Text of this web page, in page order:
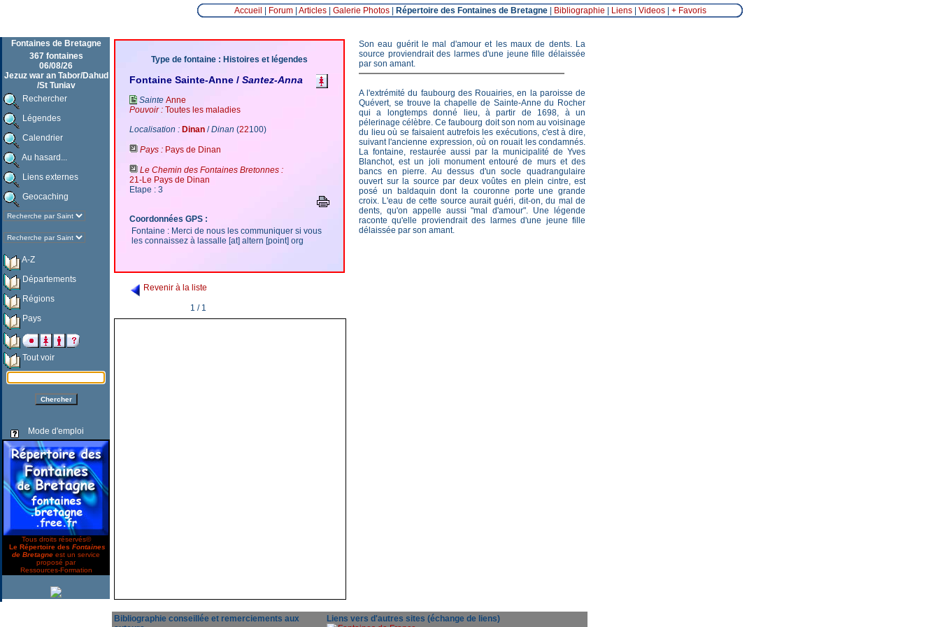
Accueil Forum| Articles| Galerie Photos| Répertoire des Fontaines de Bretagne| Bibliographie Liens| Videos| + Favoris
Fontaines de Bretagne
367 fontaines
06/08/26
Jezuz war an Tabor/Dahud
/St Tuniav
Rechercher
Légendes
Calendrier
Au hasard...
Liens externes
Geocaching
A-Z
Départements
Régions
Pays
Tout voir
Mode d'emploi
Tous droits réservés©
Le Répertoire des Fontaines
de Bretagne est un service
proposé par
Ressources-Formation
Type de fontaine : Histoires et légendes
Fontaine Sainte-Anne / Santez-Anna
Sainte Anne
Pouvoir : Toutes les maladies
Localisation : Dinan /Dinan (22100)
Pays : Pays de Dinan
Le Chemin des Fontaines Bretonnes :
21-Le Pays de Dinan
Etape : 3
Coordonnées GPS :
Fontaine : Merci de nous les communiquer si vous
les connaissez à lassalle [at] altern [point] org
Revenir à la liste
1 / 1
Son eau guérit le mal d'amour et les maux de dents. La
source proviendrait des larmes d'une jeune fille délaissée
par son amant.
A l'extrémité du faubourg des Rouairies, en la paroisse de
Quévert, se trouve la chapelle de Sainte-Anne du Rocher
qui a longtemps donné lieu, à partir de 1698, à un
pélerinage célèbre. Ce faubourg doit son nom au voisinage
du lieu où se faisaient autrefois les exécutions, c'est à dire,
suivant l'ancienne expression, où on rouait les condamnés.
La fontaine, restaurée aussi par la municipalité de Yves
Blanchot, est un joli monument entouré de murs et des
bancs en pierre. Au dessus d'un socle quadrangulaire
ouvert sur la source par deux voûtes en plein cintre, est
posé un baldaquin dont la couronne porte une grande
croix. L'eau de cette source aurait guéri, dit-on, du mal de
dents, qu'on appelle aussi "mal d'amour". Une légende
raconte qu'elle proviendrait des larmes d'une jeune fille
délaissée par son amant.
Bibliographie conseillée et remerciements aux
Liens vers d'autres sites (échange de liens)